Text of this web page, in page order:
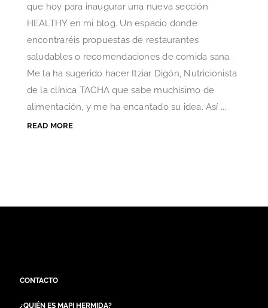
que hoy para inaugurar una nueva sección
HEALTHY en mi blog. Un espacio donde
encontraréis propuestas de restaurantes
saludables o recomendaciones de comida sana.
Me la ha sugerido hacer Itziar Digón, Nutricionista
de la clínica TACHA que sabe muchísimo de
alimentación, y me ha encantado su idea. Así ...
READ MORE
CONTACTO
¿QUIÉN ES MAPI HERMIDA?